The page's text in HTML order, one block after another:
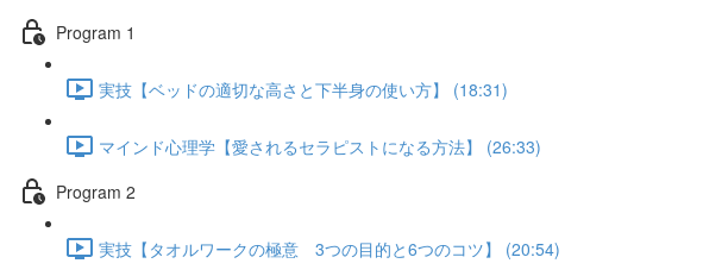
Program 1
実技【ベッドの適切な高さと下半身の使い方】 (18:31)
マインド心理学【愛されるセラピストになる方法】 (26:33)
Program 2
実技【タオルワークの極意 3つの目的と6つのコツ】 (20:54)